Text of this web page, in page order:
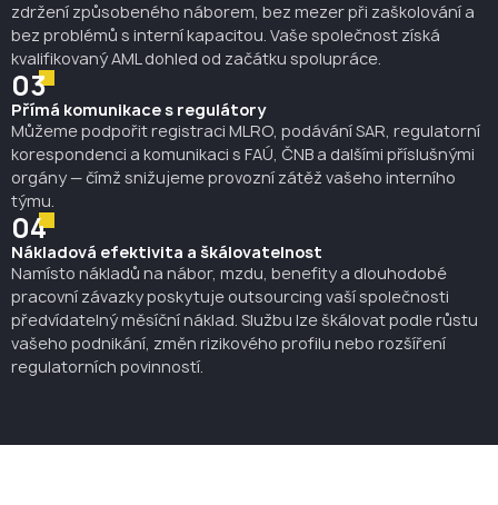
zdržení způsobeného náborem, bez mezer při zaškolování a
bez problémů s interní kapacitou. Vaše společnost získá
kvalifikovaný AML dohled od začátku spolupráce.
03
Přímá komunikace s regulátory
Můžeme podpořit registraci MLRO, podávání SAR, regulatorní
korespondenci a komunikaci s FAÚ, ČNB a dalšími příslušnými
orgány — čímž snižujeme provozní zátěž vašeho interního
týmu.
04
Nákladová efektivita a škálovatelnost
Namísto nákladů na nábor, mzdu, benefity a dlouhodobé
pracovní závazky poskytuje outsourcing vaší společnosti
předvídatelný měsíční náklad. Službu lze škálovat podle růstu
vašeho podnikání, změn rizikového profilu nebo rozšíření
regulatorních povinností.